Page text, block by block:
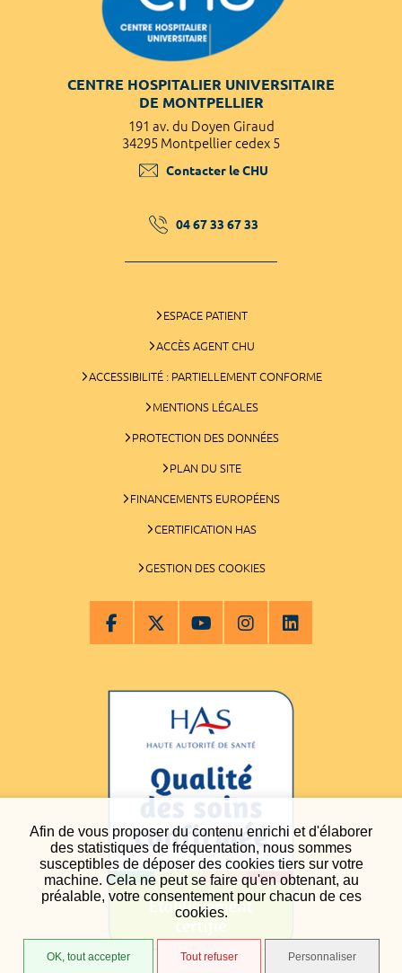
Afin de vous proposer du contenu enrichi et d'élaborer
des statistiques de fréquentation, nous sommes
susceptibles de déposer des cookies tiers sur votre
machine. Cela ne peut se faire qu'en obtenant, au
préalable, votre consentement pour chacun de ces
cookies.
OK, tout accepter Tout refuser Personnaliser
CENTRE HOSPITALIER UNIVERSITAIRE
DE MONTPELLIER
191 av. du Doyen Giraud
34295 Montpellier cedex 5
Contacter le CHU
04 67 33 67 33
ESPACE PATIENT
ACCÈS AGENT CHU
ACCESSIBILITÉ : PARTIELLEMENT CONFORME
MENTIONS LÉGALES
PROTECTION DES DONNÉES
PLAN DU SITE
FINANCEMENTS EUROPÉENS
CERTIFICATION HAS
GESTION DES COOKIES